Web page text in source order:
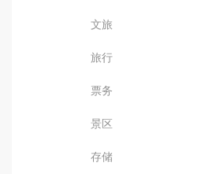
文旅
旅行
票务
景区
存储